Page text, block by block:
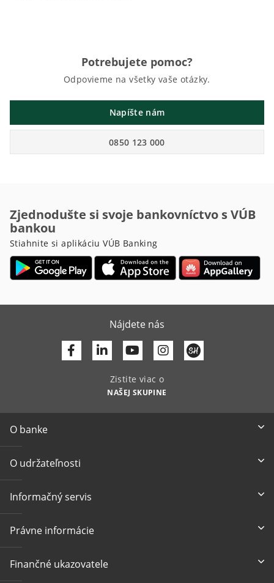
Potrebujete pomoc?
Odpovieme na všetky vaše otázky.
Napíšte nám
0850 123 000
Zjednodušte si svoje bankovníctvo s VÚB
bankou
Stiahnite si aplikáciu VÚB Banking
Nájdete nás
Facebook
LinkedinYoutube
Zistite viac o
NAŠEJ SKUPINE
O banke
O udržateľnosti
Informačný servis
Právne informácie
Finančné ukazovatele